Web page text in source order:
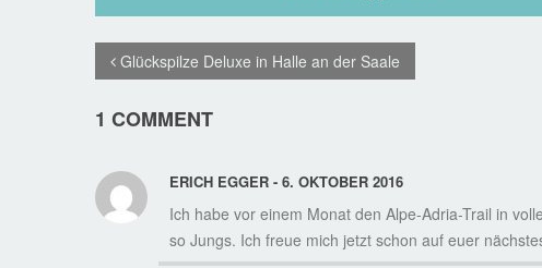
Glückspilze Deluxe in Halle an der Saale
1 COMMENT
ERICH EGGER - 6. OKTOBER 2016
Ich habe vor einem Monat den Alpe-Adria-Trail in
so Jungs. Ich freue mich jetzt schon auf euer